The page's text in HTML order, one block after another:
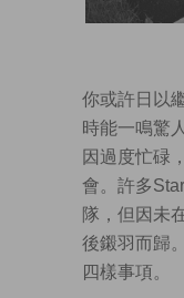
你或許日以
時能一鳴驚
因過度忙碌
會。許多
隊，但因未
後鎩羽而歸
四樣事項。